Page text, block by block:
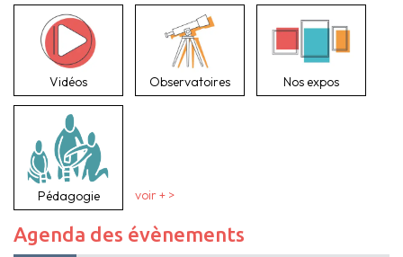
Vidéos Observatoires Nos expos
Pédagogie voir + >
Agenda des évènements